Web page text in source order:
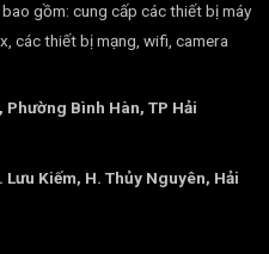
gồm: cung cấp các thiết bị máy
các thiết bị mạng, wifi, camera
Bình Hàn, TP Hải
Kiếm, H. Thủy Nguyên, Hải